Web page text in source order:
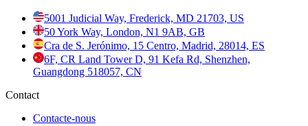
5001 Judicial Way, Frederick, MD 21703, US
50 York Way, London, N1 9AB, GB
Cra de S. Jerónimo, 15 Centro, Madrid, 28014, ES
6F, CR Land Tower D, 91 Kefa Rd, Shenzhen,
Guangdong 518057, CN
Contact
Contacte-nous